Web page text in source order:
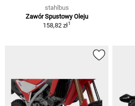
stahlbus
Zawór Spustowy Oleju
158,82 zł1